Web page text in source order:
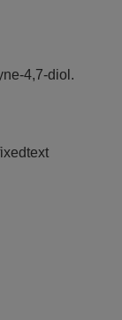
4,7-diol.